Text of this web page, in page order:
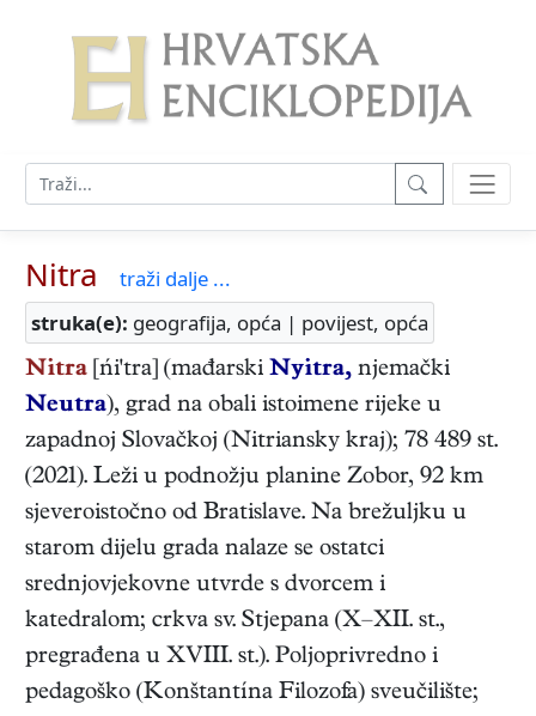
Nitra
traži dalje ...
struka(e): geografija, opća | povijest, opća
Nitra [ńi'tra] (mađarski Nyitra, njemački
Neutra), grad na obali istoimene rijeke u
zapadnoj Slovačkoj (Nitriansky kraj); 78 489 st.
(2021). Leži u podnožju planine Zobor, 92 km
sjeveroistočno od Bratislave. Na brežuljku u
starom dijelu grada nalaze se ostatci
srednjovjekovne utvrde s dvorcem i
katedralom; crkva sv. Stjepana (X–XII. st.,
pregrađena u XVIII. st.). Poljoprivredno i
pedagoško (Konštantína Filozofa) sveučilište;